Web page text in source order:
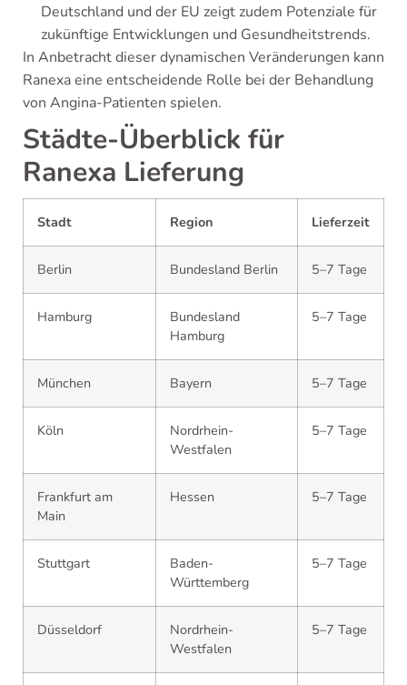
Deutschland und der EU zeigt zudem Potenziale für
zukünftige Entwicklungen und Gesundheitstrends.
In Anbetracht dieser dynamischen Veränderungen kann
Ranexa eine entscheidende Rolle bei der Behandlung
von Angina-Patienten spielen.
Städte-Überblick für
Ranexa Lieferung
Stadt Region Lieferzeit
Berlin Bundesland Berlin 5–7 Tage
Hamburg
Bundesland
Hamburg
5–7 Tage
München Bayern 5–7 Tage
Köln
Nordrhein-
Westfalen
5–7 Tage
Frankfurt am
Main
Hessen 5–7 Tage
Stuttgart
Baden-
Württemberg
5–7 Tage
Düsseldorf
Nordrhein-
Westfalen
5–7 Tage